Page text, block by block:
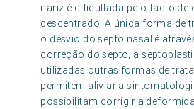
nariz é dificultada pelo facto de
descentrado. A única forma de
o desvio do septo nasal é
correção do septo, a
utilizadas outras formas de
permitem aliviar a
possibilitam corrigir a